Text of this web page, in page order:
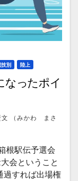
技別 陸上
なったポイ
（みかわ まさ
根駅伝予選会
会ということ
過すれば出場権